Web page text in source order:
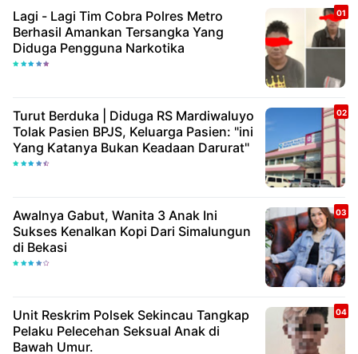
Lagi - Lagi Tim Cobra Polres Metro
Berhasil Amankan Tersangka Yang
Diduga Pengguna Narkotika
Turut Berduka | Diduga RS Mardiwaluyo
Tolak Pasien BPJS, Keluarga Pasien: "ini
Yang Katanya Bukan Keadaan Darurat"
Awalnya Gabut, Wanita 3 Anak Ini
Sukses Kenalkan Kopi Dari Simalungun
di Bekasi
Unit Reskrim Polsek Sekincau Tangkap
Pelaku Pelecehan Seksual Anak di
Bawah Umur.